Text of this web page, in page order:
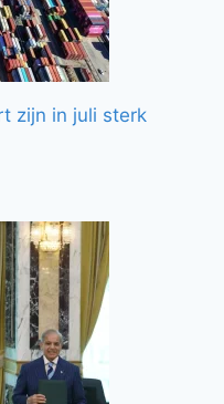
zijn in juli sterk